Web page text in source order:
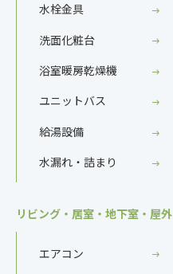
水栓金具
洗面化粧台
浴室暖房乾燥機
ユニットバス
給湯設備
水漏れ・詰まり
リビング・居室・地下室・屋外
エアコン